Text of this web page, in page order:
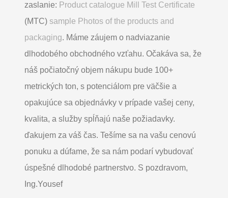
zaslanie: Product catalogue Mill Test Certificate
(MTC) sample Photos of the products and
packaging. Máme záujem o nadviazanie
dlhodobého obchodného vzťahu. Očakáva sa, že
náš počiatočný objem nákupu bude 100+
metrických ton, s potenciálom pre väčšie a
opakujúce sa objednávky v prípade vašej ceny,
kvalita, a služby spĺňajú naše požiadavky.
ďakujem za váš čas. Tešíme sa na vašu cenovú
ponuku a dúfame, že sa nám podarí vybudovať
úspešné dlhodobé partnerstvo. S pozdravom,
Ing.Yousef